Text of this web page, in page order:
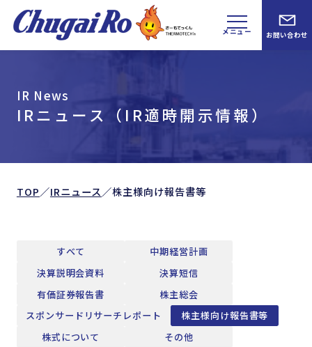
メニュー お問い合わせ
IR News
IRニュース（IR適時開示情報）
TOP／IRニュース／株主様向け報告書等
すべて
中期経営計画
決算説明会資料
決算短信
有価証券報告書
株主総会
スポンサードリサーチレポート
株主様向け報告書等
株式について
その他